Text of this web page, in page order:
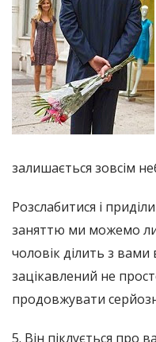
залишається зовсім
Розслабитися і
заняттю ми можемо
чоловік ділить з вами
зацікавлений не
продовжувати
5. Він піклується про